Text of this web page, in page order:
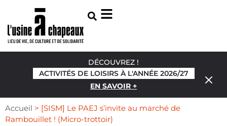
DÉCOUVREZ !
ACTIVITÉS DE LOISIRS À L'ANNÉE 2026/27
EN SAVOIR +
Accueil > [SISM] Le PAEJ s’invite au marché de
Rambouillet ! (Micro-trottoir)